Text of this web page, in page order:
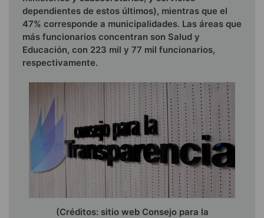
dependientes de estos últimos), mientras que el
47% corresponde a municipalidades. Las áreas que
más funcionarios concentran son Salud y
Educación, con 223 mil y 77 mil funcionarios,
respectivamente.
(Créditos: sitio web Consejo para la